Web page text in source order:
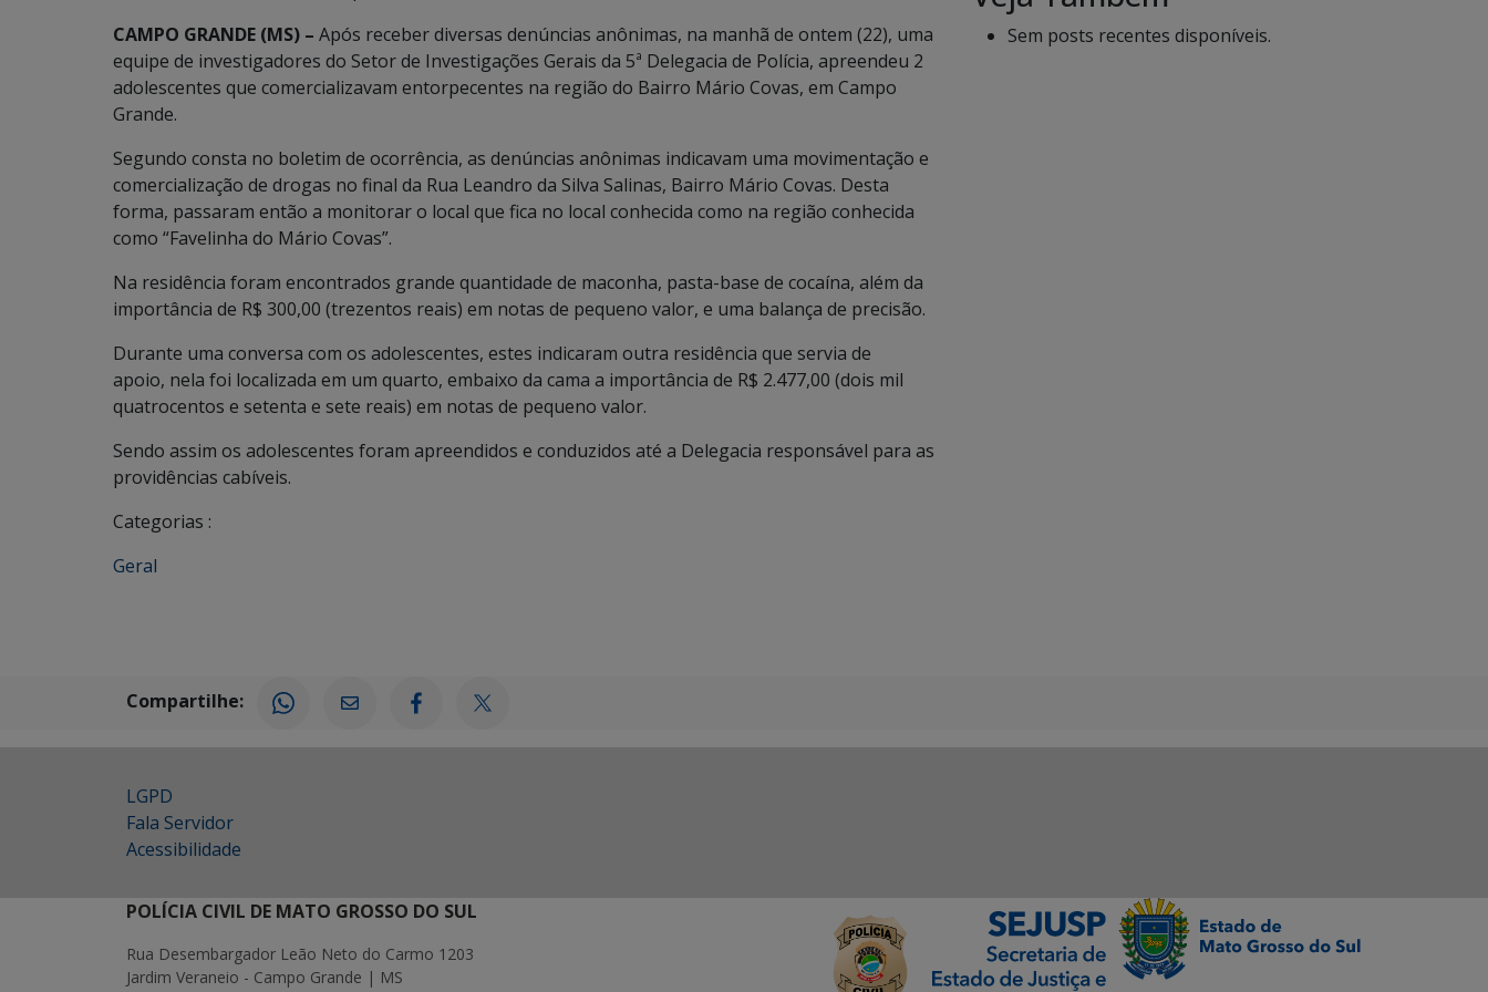
CAMPO GRANDE (MS) – Após receber diversas denúncias anônimas, na manhã de ontem (22), uma
equipe de investigadores do Setor de Investigações Gerais da 5ª Delegacia de Polícia, apreendeu 2
adolescentes que comercializavam entorpecentes na região do Bairro Mário Covas, em Campo
Grande.
Segundo consta no boletim de ocorrência, as denúncias anônimas indicavam uma movimentação e
comercialização de drogas no final da Rua Leandro da Silva Salinas, Bairro Mário Covas. Desta
forma, passaram então a monitorar o local que fica no local conhecida como na região conhecida
como “Favelinha do Mário Covas”.
Na residência foram encontrados grande quantidade de maconha, pasta-base de cocaína, além da
importância de R$ 300,00 (trezentos reais) em notas de pequeno valor, e uma balança de precisão.
Durante uma conversa com os adolescentes, estes indicaram outra residência que servia de
apoio, nela foi localizada em um quarto, embaixo da cama a importância de R$ 2.477,00 (dois mil
quatrocentos e setenta e sete reais) em notas de pequeno valor.
Sendo assim os adolescentes foram apreendidos e conduzidos até a Delegacia responsável para as
providências cabíveis.
Categorias :
Geral
Sem posts recentes disponíveis.
Compartilhe:
LGPD
Fala Servidor
Acessibilidade
POLÍCIA CIVIL DE MATO GROSSO DO SUL
Rua Desembargador Leão Neto do Carmo 1203
Jardim Veraneio - Campo Grande | MS